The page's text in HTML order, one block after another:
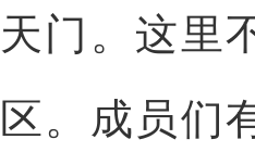
天门。这里
区。成员们